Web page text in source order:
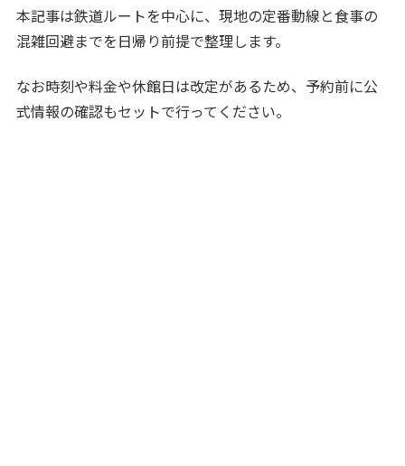
本記事は鉄道ルートを中心に、現地の定番動線と食事の
混雑回避までを日帰り前提で整理します。
なお時刻や料金や休館日は改定があるため、予約前に公
式情報の確認もセットで行ってください。